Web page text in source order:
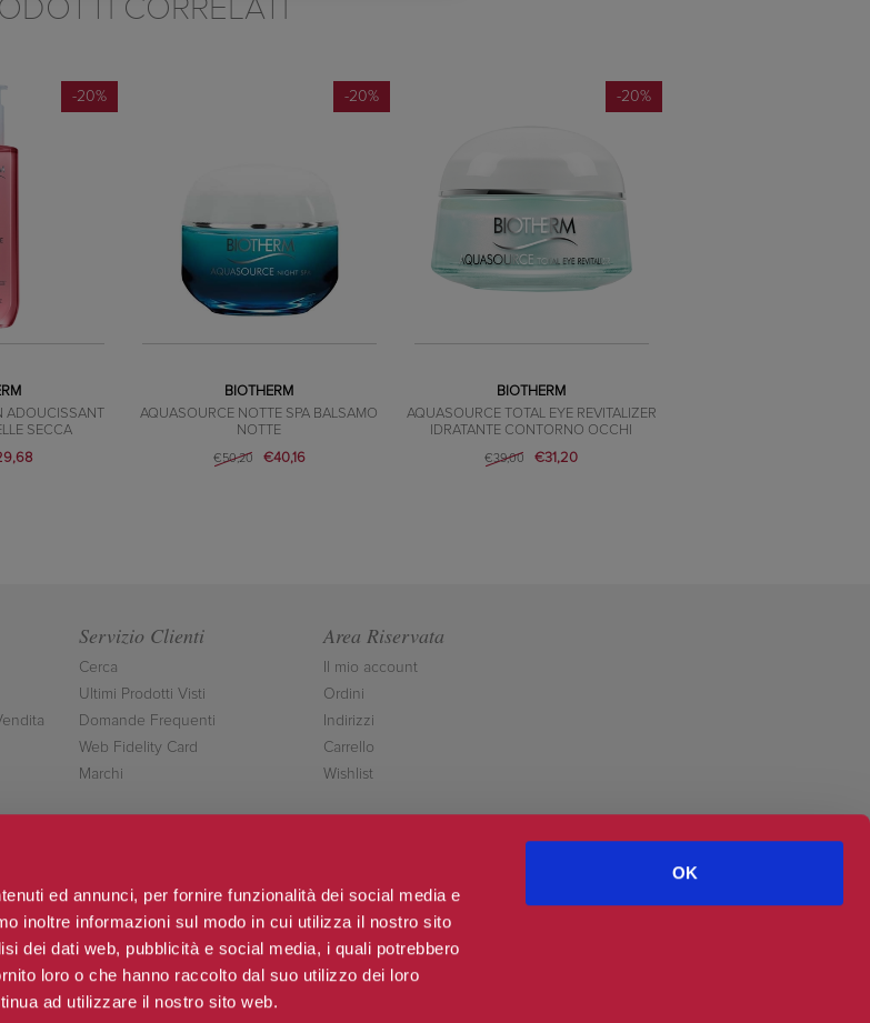
ed annunci, per fornire funzionalità dei social media e
inoltre informazioni sul modo in cui utilizza il nostro sito
dei dati web, pubblicità e social media, i quali potrebbero
loro o che hanno raccolto dal suo utilizzo dei loro
ad utilizzare il nostro sito web.
OK
CORRELATI
-20%
ADOUCISSANT
SECCA
-20%
BIOTHERM
AQUASOURCE NOTTE SPA BALSAMO
NOTTE
€50,20 €40,16
-20%
BIOTHERM
AQUASOURCE TOTAL EYE REVITALIZER
IDRATANTE CONTORNO OCCHI
€39,00 €31,20
Servizio Clienti
Cerca
Ultimi Prodotti Visti
Domande Frequenti
Web Fidelity Card
Marchi
Area Riservata
Il mio account
Ordini
Indirizzi
Carrello
Wishlist
Seguici